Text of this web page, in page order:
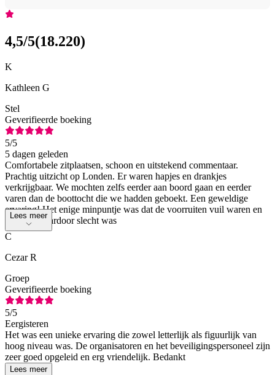
4,5/5(18.220)
K
Kathleen G
Stel
Geverifieerde boeking
5/5
5 dagen geleden
Comfortabele zitplaatsen, schoon en uitstekend commentaar.
Prachtig uitzicht op Londen. Er waren hapjes en drankjes
verkrijgbaar. We mochten zelfs eerder aan boord gaan en eerder
varen dan de boottocht die we hadden geboekt. Een geweldige
ervaring! Het enige minpuntje was dat de voorruiten vuil waren en
het zicht daardoor slecht was
Lees meer
C
Cezar R
Groep
Geverifieerde boeking
5/5
Eergisteren
Het was een unieke ervaring die zowel letterlijk als figuurlijk van
hoog niveau was. De organisatoren en het beveiligingspersoneel zijn
zeer goed opgeleid en erg vriendelijk. Bedankt
Lees meer